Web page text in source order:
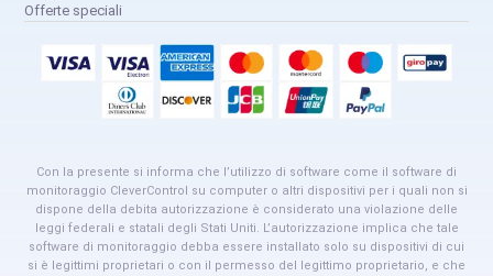
Offerte speciali
Con la presente si informa che l’utilizzo di software come il software di
monitoraggio CleverControl su computer o altri dispositivi per i quali non si
dispone della debita autorizzazione è considerato una violazione delle
leggi federali e statali degli Stati Uniti. L’autorizzazione implica che tale
software di monitoraggio debba essere installato solo su dispositivi di cui
si è legittimi proprietari o con il permesso del legittimo proprietario, e che